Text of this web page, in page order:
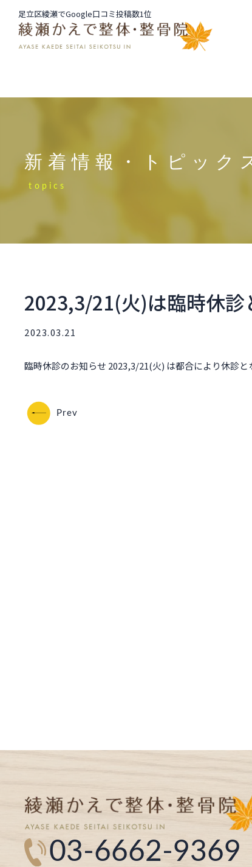
足立区綾瀬でGoogle口コミ投稿数1位
新着情報・トピック
topics
2023,3/21(火)は臨時休診
2023.03.21
臨時休診のお知らせ 2023,3/21(火) は都合により休診
Prev
03-6662-9369